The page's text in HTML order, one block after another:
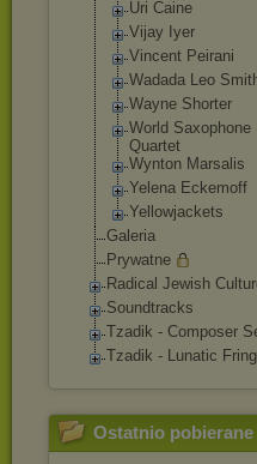
Uri Caine
Vijay Iyer
Vincent Peirani
Wadada Leo
Wayne Shorter
World Saxophone
Quartet
Wynton Marsalis
Yelena Eckemoff
Yellowjackets
Galeria
Prywatne
Radical Jewish
Soundtracks
Tzadik - Composer
Tzadik - Lunatic
Ostatnio